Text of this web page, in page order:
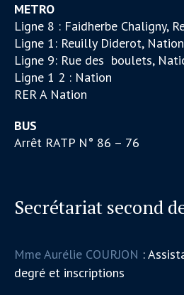
METRO
Ligne 8 : Faidherbe Chaligny,
Ligne 1: Reuilly Diderot, Nation
Ligne 9: Rue des boulets,
Ligne 1 2 : Nation
RER A Nation
BUS
Arrêt RATP N° 86 – 76
Secrétariat second
Mme Aurélie COURJON :
degré et inscriptions